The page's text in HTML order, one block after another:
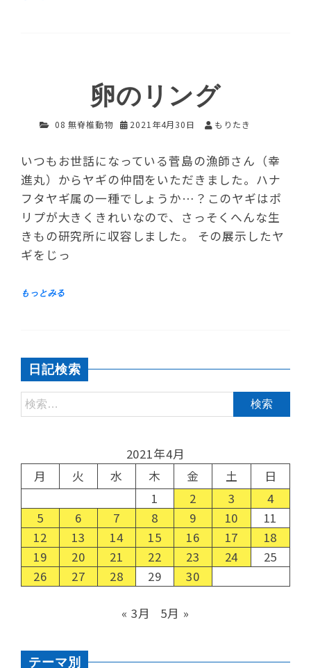
卵のリング
08 無脊椎動物 2021年4月30日 もりたき
いつもお世話になっている菅島の漁師さん（幸
進丸）からヤギの仲間をいただきました。ハナ
フタヤギ属の一種でしょうか…？このヤギはポ
リプが大きくきれいなので、さっそくへんな生
きもの研究所に収容しました。 その展示したヤ
ギをじっ
日記検索
2021年4月
月
火 水 木 金 土
日
1
2 3
4
5
6 7 8 9 10
11
12
13 14 15 16 17
18
19
20 21 22 23 24
25
26
27 28 29 30
« 3月 5月 »
テーマ別